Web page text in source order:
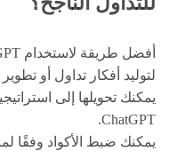
لتوليد أفكار تداول أو
يمكنك تحويلها إلى
ChatGPT.
يمكنك ضبط الأكواد وفقًا